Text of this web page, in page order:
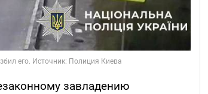
завладению